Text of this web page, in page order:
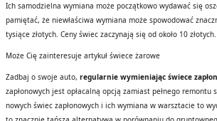
Ich samodzielna wymiana może początkowo wydawać się
pamiętać, że niewłaściwa wymiana może spowodować
tysiące złotych. Ceny świec zaczynają się od około 10 złotych.
Może Cię zainteresuje artykuł świece żarowe
Zadbaj o swoje auto, regularnie wymieniając świece
zapłonowych jest opłacalną opcją zamiast pełnego remontu
nowych świec zapłonowych i ich wymiana w warsztacie to